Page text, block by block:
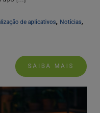
de aplicativos, Notícias
SAIBA MAIS